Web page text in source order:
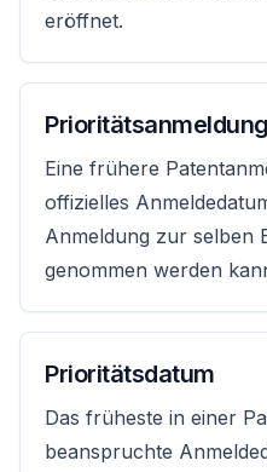
eröffnet.
Prioritätsanmeldung
Eine frühere
offizielles
Anmeldung zur selben
genommen werden
Prioritätsdatum
Das früheste in einer
beanspruchte